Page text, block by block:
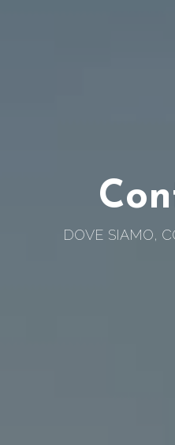
DOVE SIAMO,